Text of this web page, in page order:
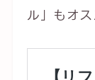
ル」もオ